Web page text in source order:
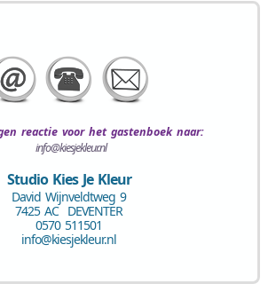
reactie voor het gastenboeknaar:
info@kiesjekleur.nl
Studio Kies Je Kleur
David Wijnveldtweg 9
7425 AC DEVENTER
0570 511501
info@kiesjekleur.nl